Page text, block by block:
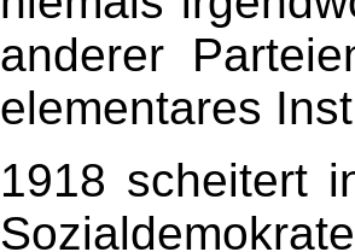
anderer
elementares
1918 scheitert